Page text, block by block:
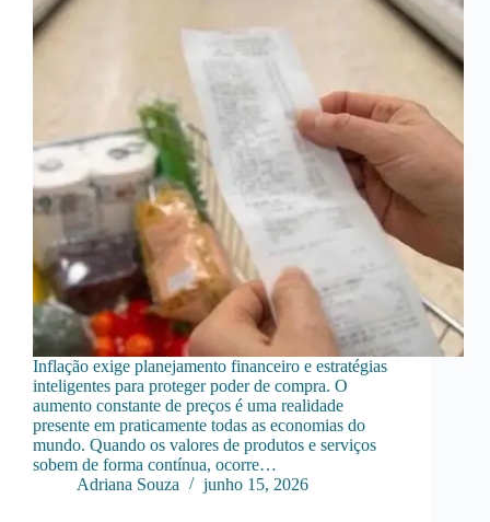
Inflação exige planejamento financeiro e estratégias
inteligentes para proteger poder de compra. O
aumento constante de preços é uma realidade
presente em praticamente todas as economias do
mundo. Quando os valores de produtos e serviços
sobem de forma contínua, ocorre…
Adriana Souza
junho 15, 2026